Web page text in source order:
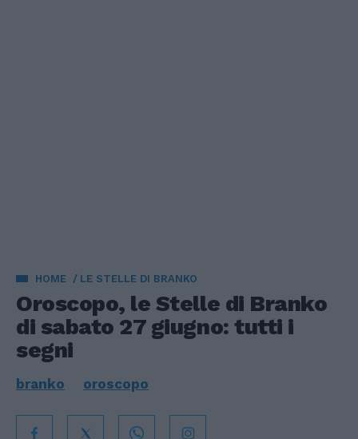
HOME LE STELLE DI BRANKO
Oroscopo, le Stelle di Branko
di sabato 27 giugno: tutti i
segni
branko oroscopo